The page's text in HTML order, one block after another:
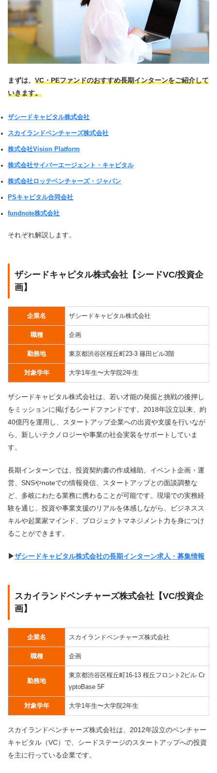
まずは、 VC・PEファンドのおすすめ長期インターンをご紹介して
いきます。
ザシードキャピタル株式会社
スカイランドベンチャーズ株式会社
株式会社Vision Platform
株式会社サイバーエージェント・キャピタル
株式会社ロッテベンチャーズ・ジャパン
PSキャピタル合同会社
fundnote株式会社
それぞれ解説します。
ザシードキャピタル株式会社【シードVC/投資企
画】
企業名 ザシードキャピタル株式会社
職種 企画
勤務地 東京都渋谷区桜丘町23-3 篠田ビル3階
対象学年 大学1年生〜大学院2年生
ザシードキャピタル株式会社は、若い才能の発掘と挑戦の後押し
をミッションに掲げるシードファンドです。2018年設立以来、約
40億円を運用し、スタートアップ企業への出資や支援を行いなが
ら、新しいテクノロジーや事業の社会実装をサポートしていま
す。
長期インターンでは、投資契約書の作成補助、イベント企画・運
営、SNSやnoteでの情報発信、スタートアップとの面談調整な
ど、多岐にわたる業務に携わることが可能です。現場での実務経
験を通じ、投資や事業支援のリアルを体感しながら、ビジネスス
キルや起業家マインド、プロジェクトマネジメント力を身につけ
ることができます。
▶︎ザシードキャピタル株式会社の長期インターン求人・募集情報
スカイランドベンチャーズ株式会社【VC/投資企
画】
企業名 スカイランドベンチャーズ株式会社
職種 企画
勤務地
東京都渋谷区桜丘町16-13 桜丘フロント2ビル Cr
yptoBase 5F
対象学年 大学1年生〜大学院2年生
スカイランドベンチャーズ株式会社は、2012年設立のベンチャー
キャピタル（VC）で、シードステージのスタートアップへの投資
を主に行っている企業です。